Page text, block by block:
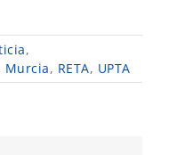
,
Murcia, RETA, UPTA